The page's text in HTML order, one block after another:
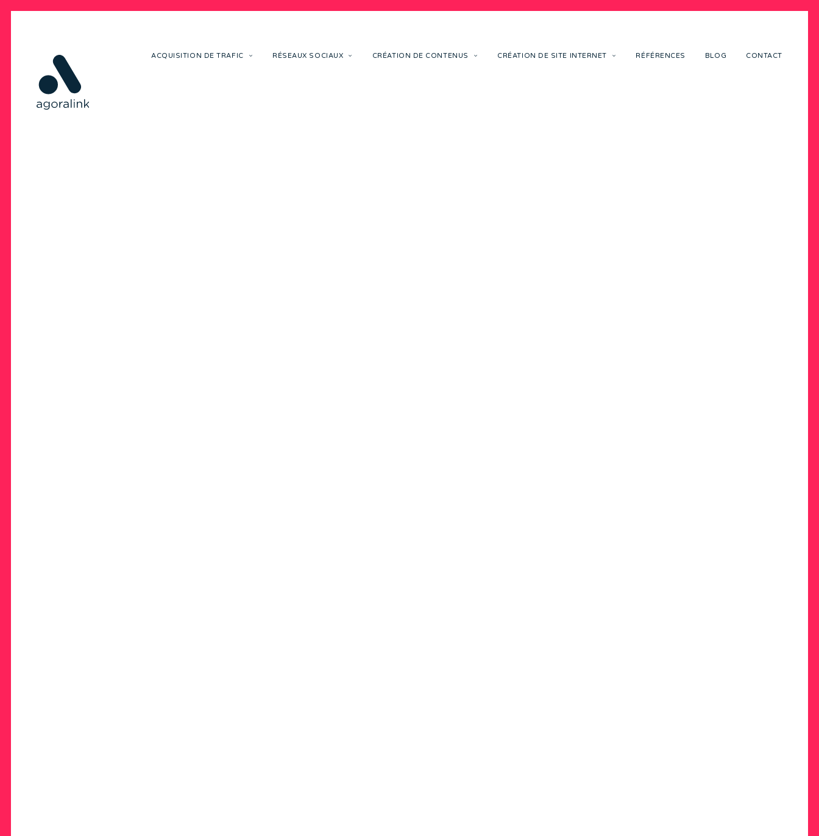
ACQUISITION DE TRAFIC RÉSEAUX SOCIAUX CRÉATION DE CONTENUS CRÉATION DE SITE INTERNET RÉFÉRENCES BLOG CONTACT